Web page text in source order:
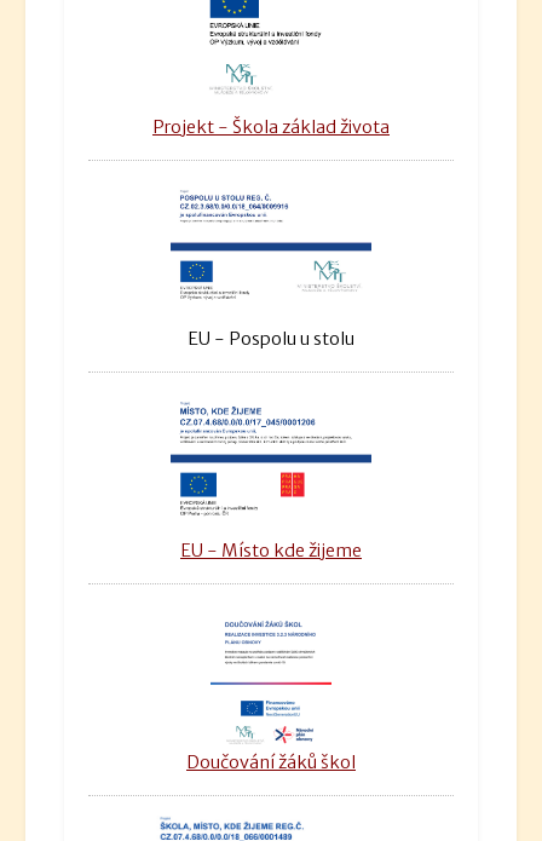
Projekt - Škola základ života
EU - Pospolu u stolu
EU - Místo kde žijeme
Doučování žáků škol